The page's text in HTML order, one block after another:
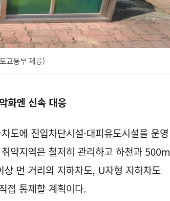
교통부 제공)
화엔 신속 대응
도에 진입차단시설·대피유도시설을 운영
약지역은 철저히 관리하고 하천과 500m
먼 거리의 지하차도, U자형 지하차도
접 통제할 계획이다.